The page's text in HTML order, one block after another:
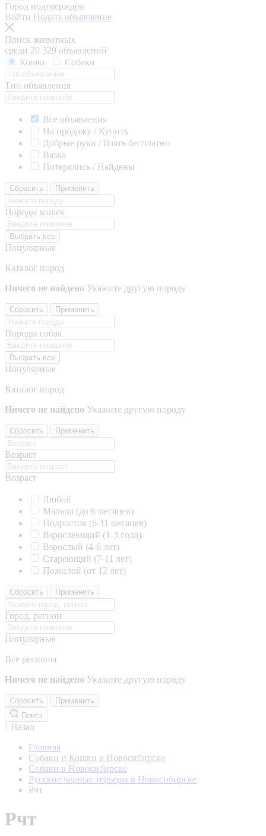
Город подтверждён
Войти Подать объявление
Поиск животных
среди 20 329 объявлений
Кошки
Собаки
Тип объявления
Все объявления
На продажу / Купить
Добрые руки / Взять бесплатно
Вязка
Потерялись / Найдены
Сбросить Применить
Породы кошек
Выбрать все
Популярные
Каталог пород
Ничего не найдено Укажите другую породу
Сбросить Применить
Породы собак
Выбрать все
Популярные
Каталог пород
Ничего не найдено Укажите другую породу
Сбросить Применить
Возраст
Возраст
Любой
Малыш (до 6 месяцев)
Подросток (6-11 месяцев)
Взрослеющий (1-3 года)
Взрослый (4-6 лет)
Стареющий (7-11 лет)
Пожилой (от 12 лет)
Сбросить Применить
Город, регион
Популярные
Все регионы
Ничего не найдено Укажите другую породу
Сбросить
Применить
Поиск
Назад
Главная
Собаки и Кошки в Новосибирске
Собаки в Новосибирске
Русские черные терьеры в Новосибирске
Рчт
Рчт